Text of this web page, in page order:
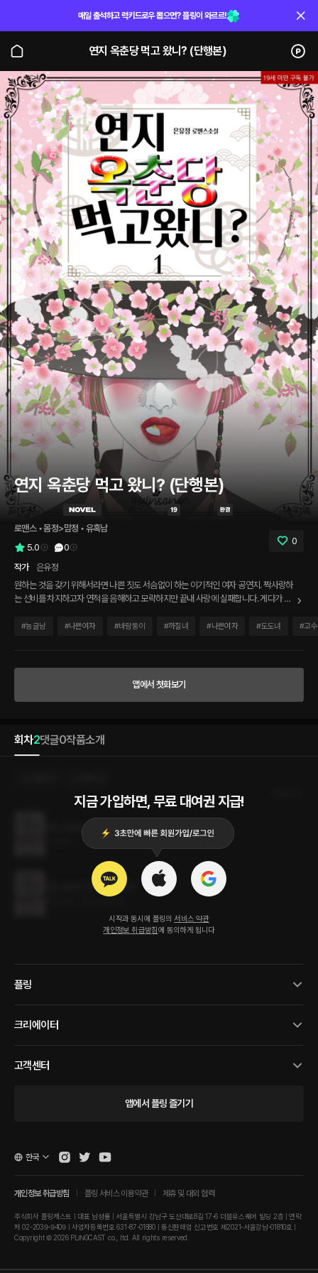
매일 출석하고 럭키드로우 뽑으면? 플링이 와르르!
연지 옥춘당 먹고 왔니? (단행본)
연지 옥춘당 먹고 왔니? (단행본)
로맨스 • 몸정>맘정 • 유혹남
5.0
0
0
작가
은유정
원하는 것을 갖기 위해서라면 나쁜 짓도 서슴없이 하는 이기적인 여자 공연지. 짝사랑하
는 선비를 차지하고자 연적을 음해하고 모략하지만 끝내 사랑에 실패합니다. 게다가 그
구해주지만, 그 사내 김자헌은 대가로 터무니없는 요구를 합니다. [이러지 마세요. 좋은
[넘치지야 않았지만 뭐.] 보답으로 열흘 동안 그에게 도시락을 싸다 주며 그가 주는 온갖
쾌락을 섭렵하며 새로운 세상에 눈을 뜬 공연지. 몸부터 시작한 관계지만 마음속 외로움
사랑. [그저 같이 즐긴 상대에게 바라는 것이 너무 많은 거 아니야?] [무슨 말이에요?]
[들었잖아, 내 말. 설마 너 내가 혼인하자고 하는 말을 정말로 믿은 거야?] 까칠하고 못된
#능글남 #나쁜여자 #바람둥이 #까칠녀 #나쁜여자 #도도녀 #고
앱에서 첫화보기
회차2댓글0작품소개
지금 가입하면, 무료 대여권 지급!
시작과 동시에 플링의 서비스 약관
개인정보 취급방침에 동의하게 됩니다
연지 옥춘당 먹고 왔니? 2권 (완결)
2024.04.16
연지 옥춘당 먹고 왔니? 1권
플링
크리에이터
고객센터
앱에서 플링 즐기기
개인정보 취급방침 플링 서비스 이용약관 제휴 및 대외 협력
주식회사 플링캐스트 | 대표 남성률 | 서울특별시 강남구 도산대로8길 17-6 더블유스퀘어 빌딩 2층 | 연락
처 02-2039-9409 | 사업자등록번호 631-87-01880 | 통신판매업 신고번호 제2021-서울강남-01810호 |
Copyright © 2026 PLINGCAST co., ltd. All rights reserved.
한국